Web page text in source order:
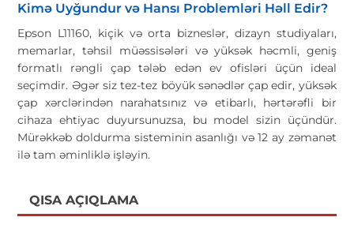
Kimə Uyğundur və Hansı Problemləri Həll Edir?
Epson L11160, kiçik və orta bizneslər, dizayn studiyaları,
memarlar, təhsil müəssisələri və yüksək həcmli, geniş
formatlı rəngli çap tələb edən ev ofisləri üçün ideal
seçimdir. Əgər siz tez-tez böyük sənədlər çap edir, yüksək
çap xərclərindən narahatsınız və etibarlı, hərtərəfli bir
cihaza ehtiyac duyursunuzsa, bu model sizin üçündür.
Mürəkkəb doldurma sisteminin asanlığı və 12 ay zəmanət
ilə tam əminliklə işləyin.
QISA AÇIQLAMA